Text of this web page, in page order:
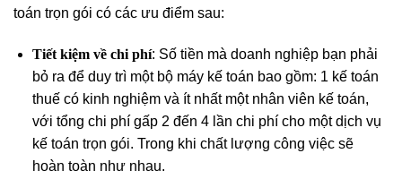
toán trọn gói có các ưu điểm sau:
Tiết kiệm về chi phí: Số tiền mà doanh nghiệp bạn phải
bỏ ra để duy trì một bộ máy kế toán bao gồm: 1 kế toán
thuế có kinh nghiệm và ít nhất một nhân viên kế toán,
với tổng chi phí gấp 2 đến 4 lần chi phí cho một dịch vụ
kế toán trọn gói. Trong khi chất lượng công việc sẽ
hoàn toàn như nhau.